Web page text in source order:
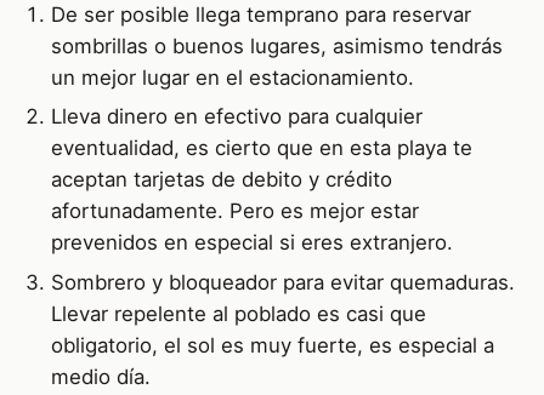
De ser posible llega temprano para reservar
sombrillas o buenos lugares, asimismo tendrás
un mejor lugar en el estacionamiento.
Lleva dinero en efectivo para cualquier
eventualidad, es cierto que en esta playa te
aceptan tarjetas de debito y crédito
afortunadamente. Pero es mejor estar
prevenidos en especial si eres extranjero.
Sombrero y bloqueador para evitar quemaduras.
Llevar repelente al poblado es casi que
obligatorio, el sol es muy fuerte, es especial a
medio día.